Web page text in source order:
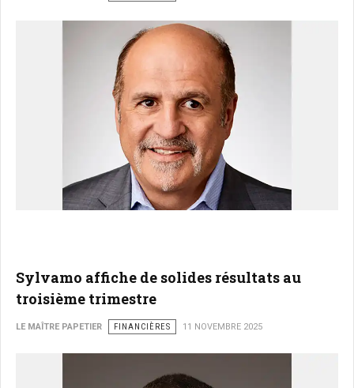
Sylvamo affiche de solides résultats au
troisième trimestre
LE MAÎTRE PAPETIER FINANCIÈRES 11 NOVEMBRE 2025